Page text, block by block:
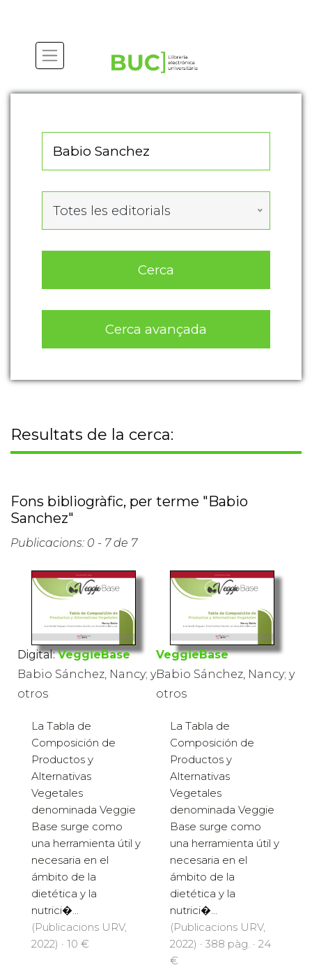
Totes les editorials
Cerca
Cerca avançada
Resultats de la cerca:
Fons bibliogràfic, per terme "Babio
Sanchez"
Publicacions: 0 - 7 de 7
Digital: VeggieBase
Babio Sánchez, Nancy; y
otros
La Tabla de
Composición de
Productos y
Alternativas
Vegetales
denominada Veggie
Base surge como
una herramienta útil y
necesaria en el
ámbito de la
dietética y la
nutrici�...
(Publicacions URV,
2022) · 10 €
VeggieBase
Babio Sánchez, Nancy; y
otros
La Tabla de
Composición de
Productos y
Alternativas
Vegetales
denominada Veggie
Base surge como
una herramienta útil y
necesaria en el
ámbito de la
dietética y la
nutrici�...
(Publicacions URV,
2022) · 388 pàg. · 24
€